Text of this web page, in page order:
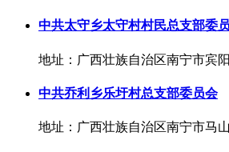
中共太守乡太守村村民总支部委
地址：广西壮族自治区南宁市宾
中共乔利乡乐圩村总支部委员会
地址：广西壮族自治区南宁市马